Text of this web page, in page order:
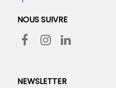
NOUS SUIVRE
NEWSLETTER